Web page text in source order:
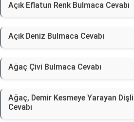
Açık Eflatun Renk Bulmaca Cevabı
Açık Deniz Bulmaca Cevabı
Ağaç Çivi Bulmaca Cevabı
Ağaç, Demir Kesmeye Yarayan
Cevabı